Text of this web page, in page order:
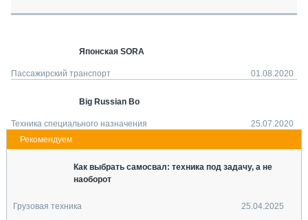
МЕРОПРИЯТИЯ
СТАТЬИ ПО КАТЕГОРИЯМ ТЕХНИКИ
Японская SORA
Пассажирский транспорт 01.08.2020
Big Russian Bo
Техника специального назначения 25.07.2020
Как выбрать самосвал: техника под задачу, а не
наоборот
Грузовая техника 25.04.2025